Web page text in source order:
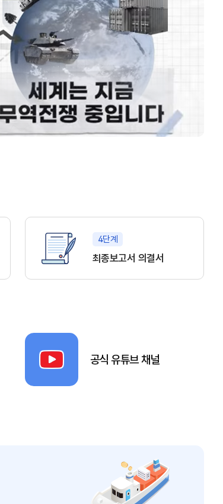
4단계
최종보고서 의결서
공식 유튜브 채널